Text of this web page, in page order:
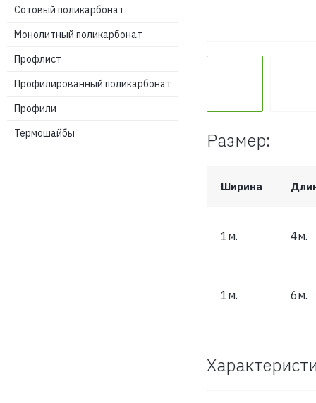
Сотовый поликарбонат
Монолитный поликарбонат
Профлист
Профилированный поликарбонат
Профили
Термошайбы
Размер:
Ширина
1м. 4м.
1м. 6м.